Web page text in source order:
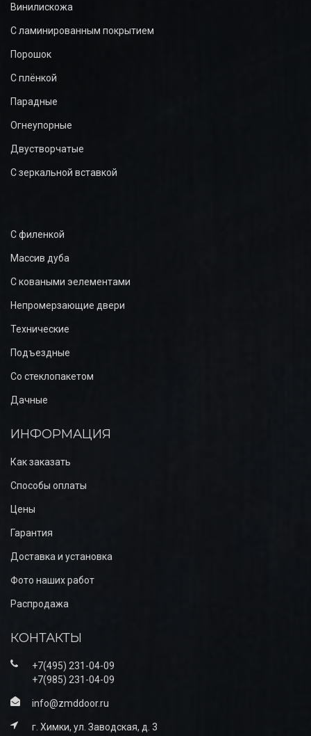
Винилискожа
С ламинированным покрытием
Порошок
С плёнкой
Парадные
Огнеупорные
Двустворчатые
С зеркальной вставкой
С филенкой
Массив дуба
С коваными эелементами
Непромерзающие двери
Технические
Подъездные
Со стеклопакетом
Дачные
ИНФОРМАЦИЯ
Как заказать
Способы оплаты
Цены
Гарантия
Доставка и установка
Фото наших работ
Распродажа
КОНТАКТЫ
+7(495) 231-04-09
+7(985) 231-04-09
info@zmddoor.ru
г. Химки, ул. Заводская, д. 3